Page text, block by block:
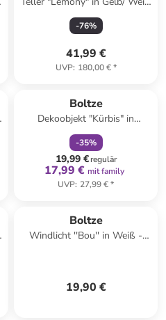
- (L)39 x (B)31 cm
-76%
41,99 €
UVP: 180,00 €*
Boltze
Dekoobjekt "Kürbis" in
Hellbraun - (H)12 x Ø 18 cm
-35%
19,99 €regulär
17,99 € mit family
UVP: 27,99 €*
Boltze
Windlicht ''Bou'' in Weiß -
19,90 €